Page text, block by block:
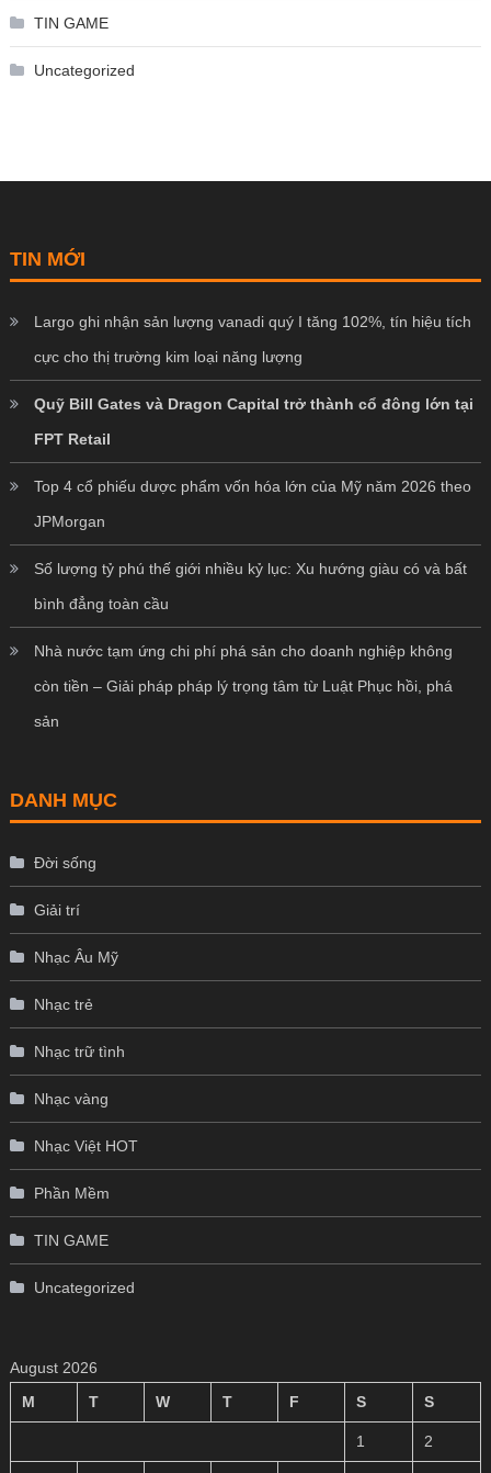
TIN GAME
Uncategorized
TIN MỚI
Largo ghi nhận sản lượng vanadi quý I tăng 102%, tín hiệu tích
cực cho thị trường kim loại năng lượng
Quỹ Bill Gates và Dragon Capital trở thành cổ đông lớn tại
FPT Retail
Top 4 cổ phiếu dược phẩm vốn hóa lớn của Mỹ năm 2026 theo
JPMorgan
Số lượng tỷ phú thế giới nhiều kỷ lục: Xu hướng giàu có và bất
bình đẳng toàn cầu
Nhà nước tạm ứng chi phí phá sản cho doanh nghiệp không
còn tiền – Giải pháp pháp lý trọng tâm từ Luật Phục hồi, phá
sản
DANH MỤC
Đời sống
Giải trí
Nhạc Âu Mỹ
Nhạc trẻ
Nhạc trữ tình
Nhạc vàng
Nhạc Việt HOT
Phần Mềm
TIN GAME
Uncategorized
August 2026
M
T W T F S S
1 2